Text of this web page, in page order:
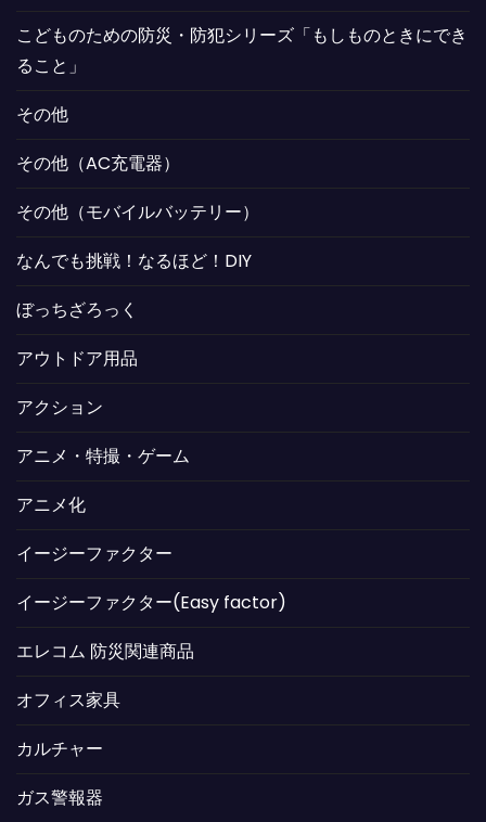
こどものための防災・防犯シリーズ「もしものときにでき
ること」
その他
その他（AC充電器）
その他（モバイルバッテリー）
なんでも挑戦！なるほど！DIY
ぼっちざろっく
アウトドア用品
アクション
アニメ・特撮・ゲーム
アニメ化
イージーファクター
イージーファクター(Easy factor)
エレコム 防災関連商品
オフィス家具
カルチャー
ガス警報器